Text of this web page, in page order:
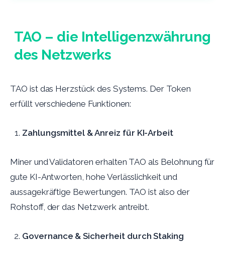
TAO – die Intelligenzwährung
des Netzwerks
TAO ist das Herzstück des Systems. Der Token
erfüllt verschiedene Funktionen:
Zahlungsmittel & Anreiz für KI-Arbeit
Miner und Validatoren erhalten TAO als Belohnung für
gute KI-Antworten, hohe Verlässlichkeit und
aussagekräftige Bewertungen. TAO ist also der
Rohstoff, der das Netzwerk antreibt.
Governance & Sicherheit durch Staking